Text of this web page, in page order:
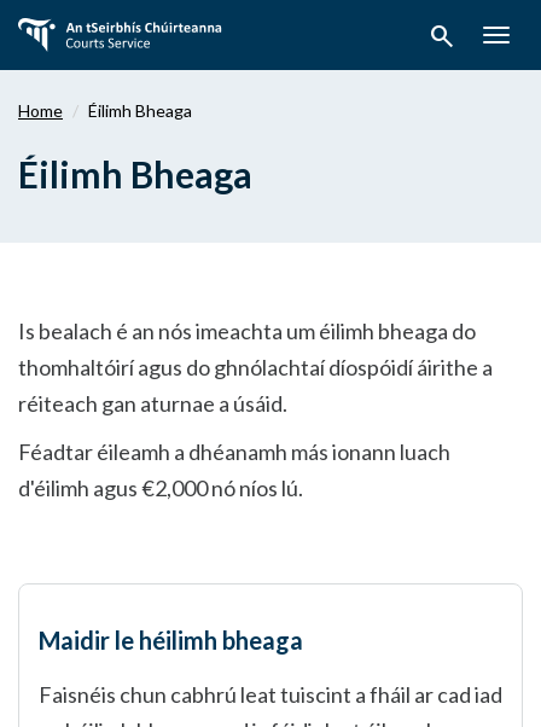
aghaidh
search
Home Éilimh Bheaga
Éilimh Bheaga
Is bealach é an nós imeachta um éilimh bheaga do
thomhaltóirí agus do ghnólachtaí díospóidí áirithe a
réiteach gan aturnae a úsáid.
Féadtar éileamh a dhéanamh más ionann luach
d'éilimh agus €2,000 nó níos lú.
Maidir le héilimh bheaga
Faisnéis chun cabhrú leat tuiscint a fháil ar cad iad